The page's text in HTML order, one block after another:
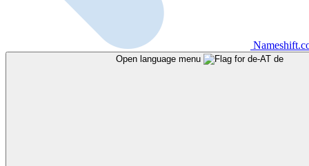
Open language menu de